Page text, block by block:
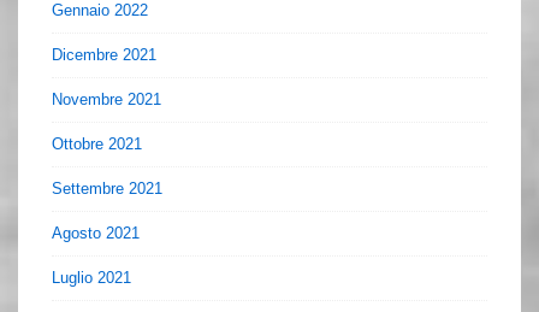
Gennaio 2022
Dicembre 2021
Novembre 2021
Ottobre 2021
Settembre 2021
Agosto 2021
Luglio 2021